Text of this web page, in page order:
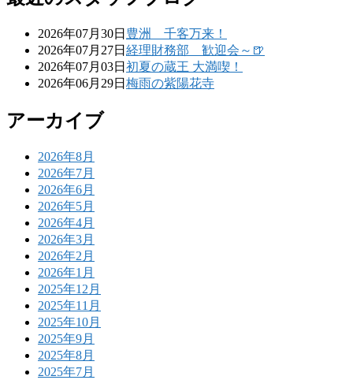
2026年07月30日 豊洲 千客万来！
2026年07月27日 経理財務部 歓迎会～🍺
2026年07月03日 初夏の蔵王 大満喫！
2026年06月29日 梅雨の紫陽花寺
アーカイブ
2026年8月
2026年7月
2026年6月
2026年5月
2026年4月
2026年3月
2026年2月
2026年1月
2025年12月
2025年11月
2025年10月
2025年9月
2025年8月
2025年7月